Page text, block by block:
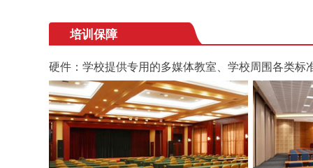
培训保障
硬件：学校提供专用的多媒体教室、学校周围各类标